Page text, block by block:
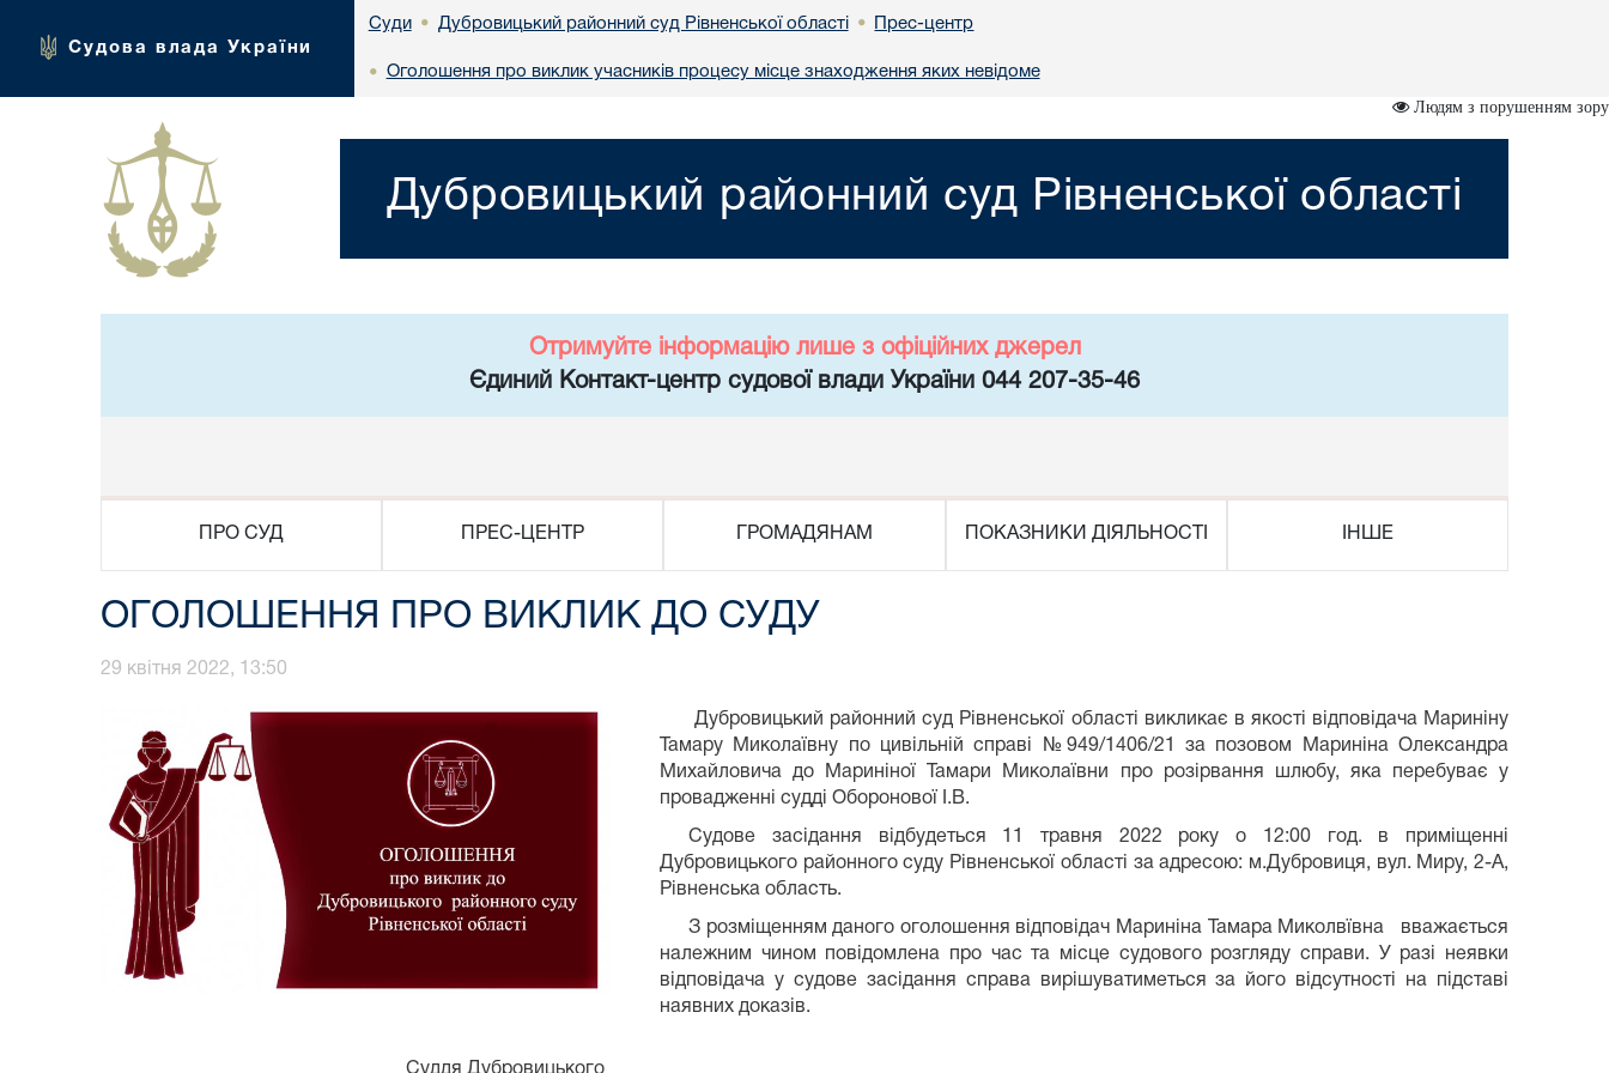
Судова влада України
Суди • Дубровицький районний суд Рівненської області • Прес-центр
• Оголошення про виклик учасників процесу місце знаходження яких невідоме
Людям з порушенням зору
Дубровицький районний суд Рівненської області
Отримуйте інформацію лише з офіційних джерел
Єдиний Контакт-центр судової влади України 044 207-35-46
ПРО СУД ПРЕС-ЦЕНТР ГРОМАДЯНАМ ПОКАЗНИКИ ДІЯЛЬНОСТІ ІНШЕ
ОГОЛОШЕННЯ ПРО ВИКЛИК ДО СУДУ
29 квітня 2022, 13:50
Дубровицький районний суд Рівненської області викликає в якості відповідача Мариніну
Тамару Миколаївну по цивільній справі №949/1406/21 за позовом Мариніна Олександра
Михайловича до Мариніної Тамари Миколаївни про розірвання шлюбу, яка перебуває у
провадженні судді Оборонової І.В.
Судове засідання відбудеться 11 травня 2022 року о 12:00 год. в приміщенні
Дубровицького районного суду Рівненської області за адресою: м.Дубровиця, вул. Миру, 2-А,
Рівненська область.
З розміщенням даного оголошення відповідач Мариніна Тамара Миколвївна вважається
належним чином повідомлена про час та місце судового розгляду справи. У разі неявки
відповідача у судове засідання справа вирішуватиметься за його відсутності на підставі
наявних доказів.
Суддя Дубровицького